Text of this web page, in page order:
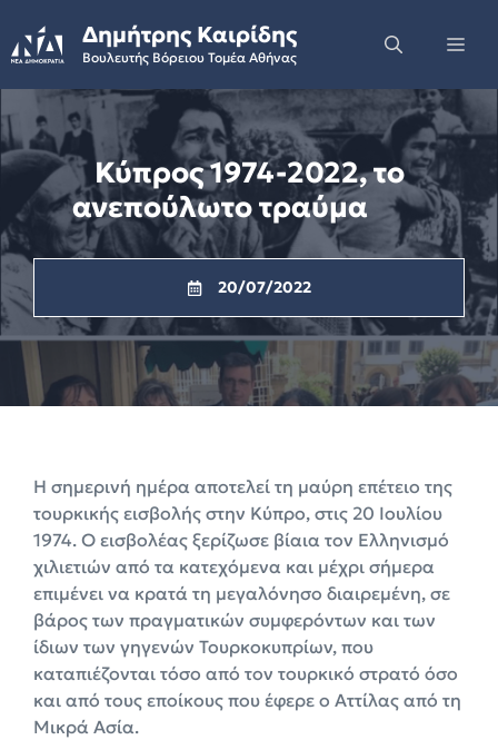
to
content
Δημήτρης Καιρίδης
Βουλευτής Βόρειου Τομέα Αθήνας
Κύπρος 1974-2022, το
ανεπούλωτο τραύμα
20/07/2022
Η σημερινή ημέρα αποτελεί τη μαύρη επέτειο της
τουρκικής εισβολής στην Κύπρο, στις 20 Ιουλίου
1974. Ο εισβολέας ξερίζωσε βίαια τον Ελληνισμό
χιλιετιών από τα κατεχόμενα και μέχρι σήμερα
επιμένει να κρατά τη μεγαλόνησο διαιρεμένη, σε
βάρος των πραγματικών συμφερόντων και των
ίδιων των γηγενών Τουρκοκυπρίων, που
καταπιέζονται τόσο από τον τουρκικό στρατό όσο
και από τους εποίκους που έφερε ο Αττίλας από τη
Μικρά Ασία.